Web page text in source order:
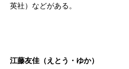
英社）などがある。
江藤友佳（えとう・ゆか）